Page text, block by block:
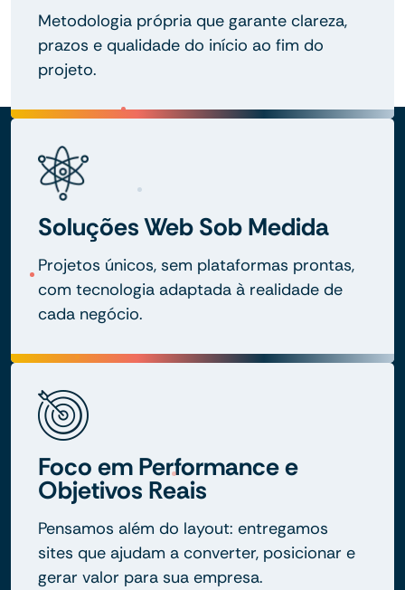
Metodologia própria que garante clareza,
prazos e qualidade do início ao fim do
projeto.
Soluções Web Sob Medida
Projetos únicos, sem plataformas prontas,
com tecnologia adaptada à realidade de
cada negócio.
Foco em Performance e
Objetivos Reais
Pensamos além do layout: entregamos
sites que ajudam a converter, posicionar e
gerar valor para sua empresa.